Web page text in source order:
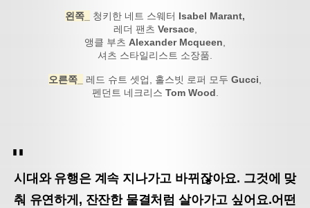
왼쪽_ 청키한 네트 스웨터 Isabel Marant,
레더 팬츠 Versace,
앵클 부츠 Alexander Mcqueen
셔츠 스타일리스트 소장품.
오른쪽_ 레드 슈트 셋업, 홀스빗 로퍼 모두 Gucci
펜던트 네크리스 Tom Wood
시대와 유행은 계속 지나가고 바뀌잖아요. 그것에 맞
춰 유연하게, 잔잔한 물결처럼 살아가고 싶어요.어떤